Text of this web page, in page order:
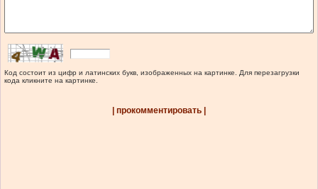
Код состоит из цифр и латинских букв, изображенных на картинке. Для перезагрузки
кода кликните на картинке.
| прокомментировать |